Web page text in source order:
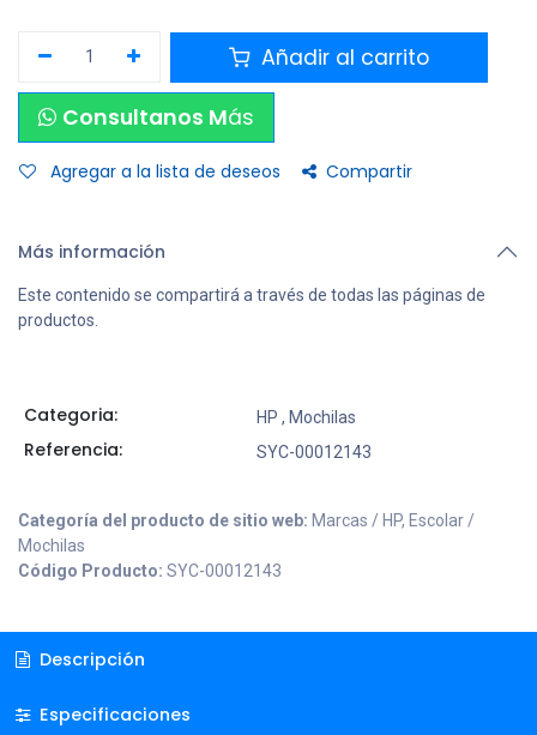
Añadir al carrito
Consultanos Más
Agregar a la lista de deseos Compartir
Más información
Este contenido se compartirá a través de todas las páginas de
productos.
Categoria: HP , Mochilas
Referencia: SYC-00012143
Categoría del producto de sitio web: Marcas / HP, Escolar /
Mochilas
Código Producto: SYC-00012143
Descripción
Especificaciones